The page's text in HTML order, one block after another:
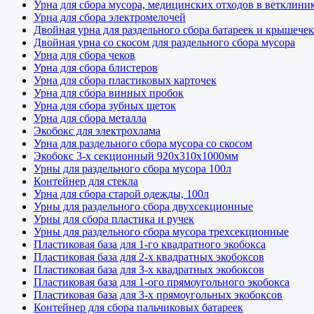
Урна для сбора мусора, медицинских отходов в
Урна для сбора электромелочей
Двойная урна для раздельного сбора батареек и крышечек
Двойная урна со скосом для раздельного сбора мусора
Урна для сбора чеков
Урна для сбора блистеров
Урна для сбора пластиковых карточек
Урна для сбора винных пробок
Урна для сбора зубных щеток
Урна для сбора металла
Экобокс для электрохлама
Урна для раздельного сбора мусора со скосом
Экобокс 3-х секционный 920х310х1000мм
Урны для раздельного сбора мусора 100л
Контейнер для стекла
Урна для сбора старой одежды, 100л
Урны для раздельного сбора двухсекционные
Урны для сбора пластика и ручек
Урны для раздельного сбора мусора трехсекционные
Пластиковая база для 1-го квадратного экобокса
Пластиковая база для 2-х квадратных экобоксов
Пластиковая база для 3-х квадратных экобоксов
Пластиковая база для 1-ого прямоугольного экобокса
Пластиковая база для 3-х прямоугольных экобоксов
Контейнер для сбора пальчиковых батареек